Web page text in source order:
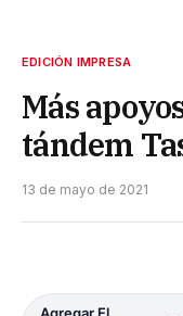
EDICIÓN IMPRESA
Más
tándem
13 de mayo de 2021